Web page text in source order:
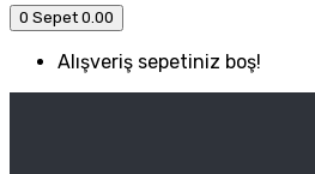
0 Sepet 0.00
Alışveriş sepetiniz boş!